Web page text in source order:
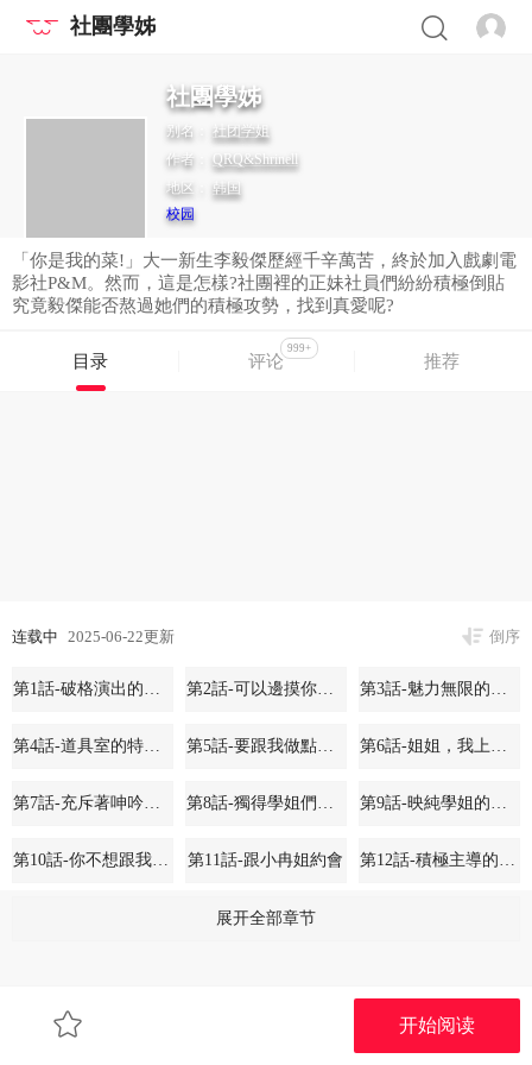
社團學姊
社團學姊
别名： 社团学姐
作者： QRQ&Shrinell
地区： 韩国
校园
「你是我的菜!」大一新生李毅傑歷經千辛萬苦，終於加入戲劇電
影社P&M。然而，這是怎樣?社團裡的正妹社員們紛紛積極倒貼
究竟毅傑能否熬過她們的積極攻勢，找到真愛呢?
目录 评论
999+
推荐
连载中 2025-06-22更新 倒序
第1話-破格演出的舞台劇 第2話-可以邊摸你胸部邊插你嗎 第3話-魅力無限的社團社長
第4話-道具室的特殊用途 第5話-要跟我做點舒服的事嗎 第6話-姐姐，我上次也很舒服
第7話-充斥著呻吟聲的廁所 第8話-獨得學姐們關愛的社團新人 第9話-映純學姐的誘惑
第10話-你不想跟我做嗎 第11話-跟小冉姐約會 第12話-積極主導的小冉
开始阅读
展开全部章节